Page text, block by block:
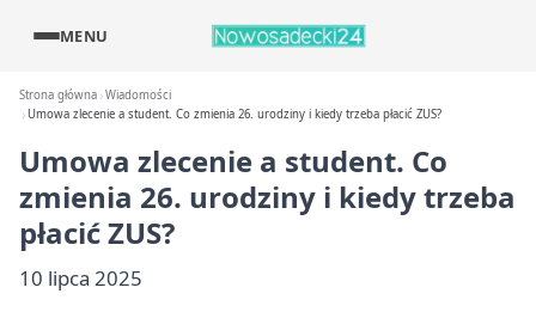
MENU
Strona główna Wiadomości
Umowa zlecenie a student. Co zmienia 26. urodziny i kiedy trzeba płacić ZUS?
Umowa zlecenie a student. Co
zmienia 26. urodziny i kiedy trzeba
płacić ZUS?
10 lipca 2025